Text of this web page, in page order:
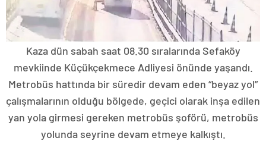
Kaza dün sabah saat 08.30 sıralarında Sefaköy
mevkiinde Küçükçekmece Adliyesi önünde yaşandı.
Metrobüs hattında bir süredir devam eden “beyaz yol”
çalışmalarının olduğu bölgede, geçici olarak inşa edilen
yan yola girmesi gereken metrobüs şoförü, metrobüs
yolunda seyrine devam etmeye kalkıştı.